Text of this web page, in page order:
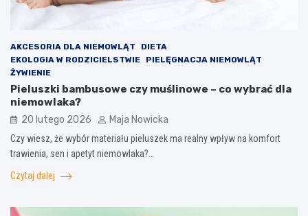
AKCESORIA DLA NIEMOWLĄT
DIETA
EKOLOGIA W RODZICIELSTWIE
PIELĘGNACJA NIEMOWLĄT
ŻYWIENIE
Pieluszki bambusowe czy muślinowe – co wybrać dla
niemowlaka?
20 lutego 2026 Maja Nowicka
Czy wiesz, że wybór materiału pieluszek ma realny wpływ na komfort
trawienia, sen i apetyt niemowlaka?…
Czytaj dalej